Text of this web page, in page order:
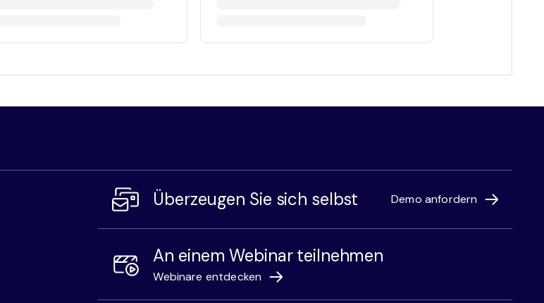
Überzeugen Sie sich selbst Demo anfordern
An einem Webinar teilnehmen
Webinare entdecken